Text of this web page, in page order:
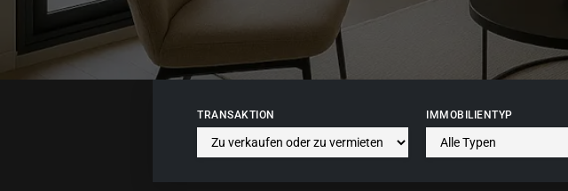
TRANSAKTION IMMOBILIENTYP